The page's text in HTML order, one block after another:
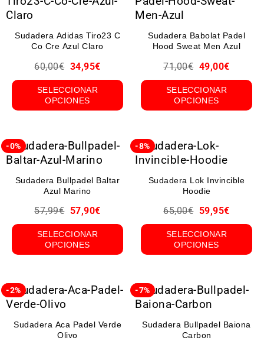
Sudadera Adidas Tiro23 C
Co Cre Azul Claro
60,00€ 34,95€
SELECCIONAR
OPCIONES
Sudadera Babolat Padel
Hood Sweat Men Azul
71,00€ 49,00€
SELECCIONAR
OPCIONES
-0%
Sudadera Bullpadel Baltar
Azul Marino
57,99€ 57,90€
SELECCIONAR
OPCIONES
-8%
Sudadera Lok Invincible
Hoodie
65,00€ 59,95€
SELECCIONAR
OPCIONES
-2%
Sudadera Aca Padel Verde
Olivo
-7%
Sudadera Bullpadel Baiona
Carbon